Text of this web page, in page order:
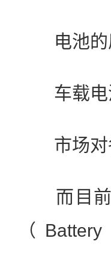
电池的质
车载电
市场对各
而目前
（